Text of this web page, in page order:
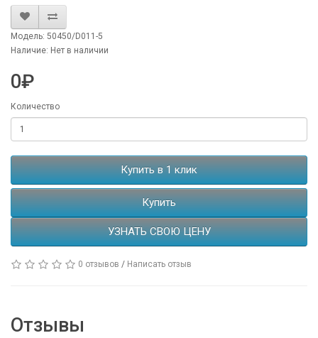
Модель: 50450/D011-5
Наличие: Нет в наличии
0₽
Количество
Купить в 1 клик
Купить
УЗНАТЬ СВОЮ ЦЕНУ
0 отзывов / Написать отзыв
Отзывы